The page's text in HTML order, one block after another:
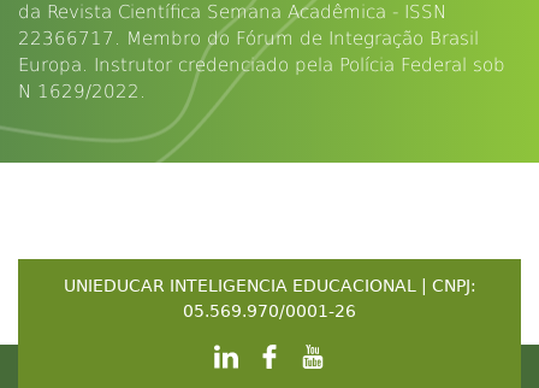
da Revista Científica Semana Acadêmica - ISSN
22366717. Membro do Fórum de Integração Brasil
Europa. Instrutor credenciado pela Polícia Federal sob
N 1629/2022.
UNIEDUCAR INTELIGENCIA EDUCACIONAL | CNPJ:
05.569.970/0001-26